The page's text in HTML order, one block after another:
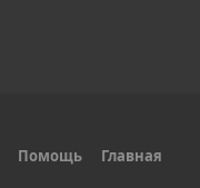
Помощь Главная